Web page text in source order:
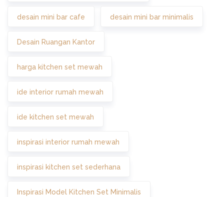
desain mini bar cafe desain mini bar minimalis
Desain Ruangan Kantor
harga kitchen set mewah
ide interior rumah mewah
ide kitchen set mewah
inspirasi interior rumah mewah
inspirasi kitchen set sederhana
Inspirasi Model Kitchen Set Minimalis